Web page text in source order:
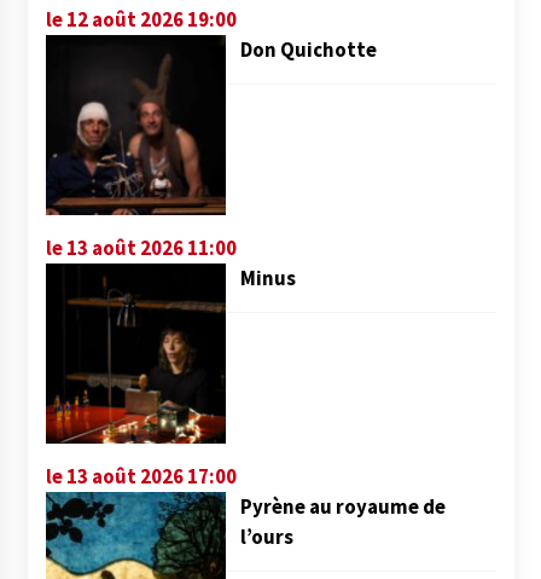
le 12 août 2026 19:00
Don Quichotte
le 13 août 2026 11:00
Minus
le 13 août 2026 17:00
Pyrène au royaume de
l’ours